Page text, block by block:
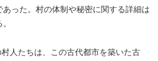
あった。村の体制や秘密に関する詳細は
人たちは、この古代都市を築いた古